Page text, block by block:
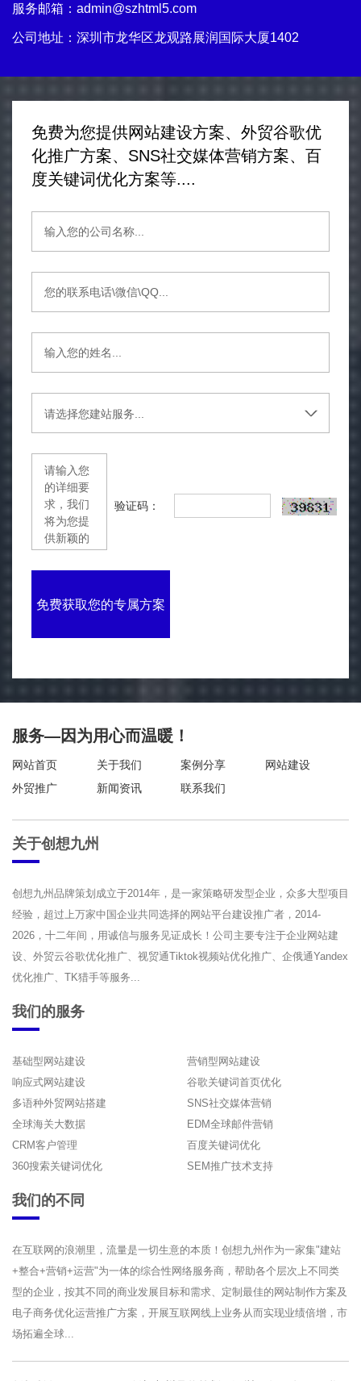
服务邮箱： admin@szhtml5.com
公司地址：深圳市龙华区龙观路展润国际大厦1402
免费为您提供网站建设方案、外贸谷歌优
化推广方案、SNS社交媒体营销方案、百
度关键词优化方案等....
验证码：
免费获取您的专属方案
服务—因为用心而温暖！
网站首页 关于我们 案例分享
网站建设
外贸推广
新闻资讯 联系我们
关于创想九州
创想九州品牌策划成立于2014年，是一家策略研发型企业，众多大型项目
经验，超过上万家中国企业共同选择的网站平台建设推广者，2014-
2026，十二年间，用诚信与服务见证成长！公司主要专注于企业网站建
设、外贸云谷歌优化推广、视贸通Tiktok视频站优化推广、企俄通Yandex
优化推广、TK猎手等服务...
我们的服务
基础型网站建设
营销型网站建设
响应式网站建设
谷歌关键词首页优化
多语种外贸网站搭建
SNS社交媒体营销
全球海关大数据
EDM全球邮件营销
CRM客户管理
百度关键词优化
360搜索关键词优化
SEM推广技术支持
我们的不同
在互联网的浪潮里，流量是一切生意的本质！创想九州作为一家集"建站
+整合+营销+运营"为一体的综合性网络服务商，帮助各个层次上不同类
型的企业，按其不同的商业发展目标和需求、定制最佳的网站制作方案及
电子商务优化运营推广方案，开展互联网线上业务从而实现业绩倍增，市
场拓遍全球...